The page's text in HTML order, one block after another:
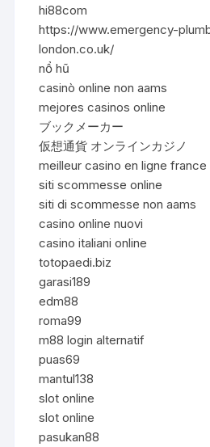
hi88com
https://www.emergency-
london.co.uk/
nổ hũ
casinò online non aams
mejores casinos online
ブックメーカー
仮想通貨 オンラインカジノ
meilleur casino en ligne france
siti scommesse online
siti di scommesse non aams
casino online nuovi
casino italiani online
totopaedi.biz
garasi189
edm88
roma99
m88 login alternatif
puas69
mantul138
slot online
slot online
pasukan88